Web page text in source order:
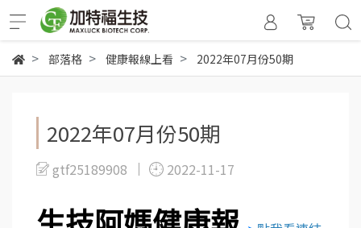
部落格 健康報線上看 2022年07月份50期
2022年07月份50期
gtf25189908 2022-11-17